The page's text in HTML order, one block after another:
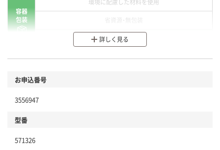
容器
包装
分別・リサイクルしやすい設計
本体
仕組
詳しく見る
お申込番号
3556947
型番
571326